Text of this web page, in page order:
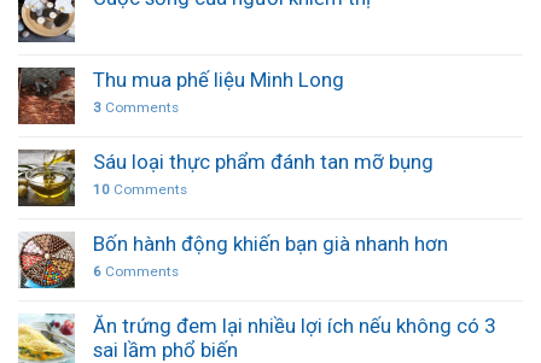
Thu mua phế liệu Minh Long
3 Comments
Sáu loại thực phẩm đánh tan mỡ bụng
10 Comments
Bốn hành động khiến bạn già nhanh hơn
6 Comments
Ăn trứng đem lại nhiều lợi ích nếu không có 3
sai lầm phổ biến